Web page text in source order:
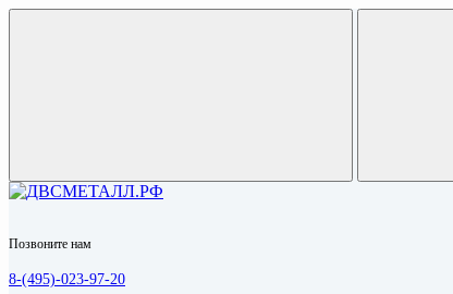
Позвоните нам
8-(495)-023-97-20